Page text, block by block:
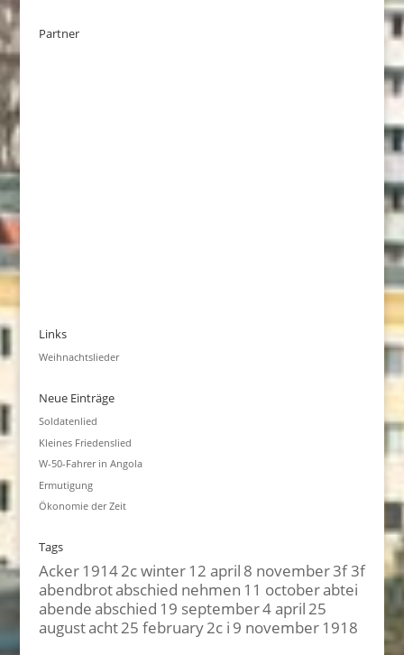
Partner
Links
Weihnachtslieder
Neue Einträge
Soldatenlied
Kleines Friedenslied
W-50-Fahrer in Angola
Ermutigung
Ökonomie der Zeit
Tags
Acker19142c winter12 april 8 november3f 3f
abendbrotabschied nehmen 11 octoberabtei
abendeabschied 19 september4 april25
augustacht25 february2c i 9 november1918